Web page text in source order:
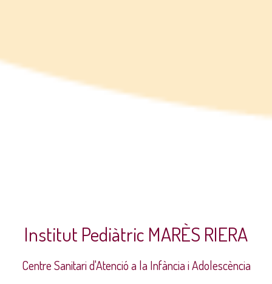
Institut Pediàtric MARÈS RIERA
Centre Sanitari d'Atenció a la Infància i Adolescència